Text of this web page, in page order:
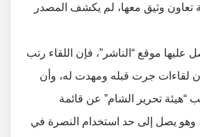
تعاون وثيق معها، لم يكشف المصدر
موقع “الناشر”، فإن اللقاء رتب
لقاءات جرت قبله ومهدت له، وأن
“هيئة تحرير الشام” عن قائمة
وهو يصل إلى حد استخدام النصرة في